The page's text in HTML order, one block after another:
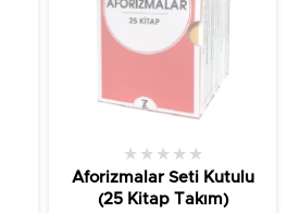
Aforizmalar Seti Kutulu
(25 Kitap Takım)
★ ★ ★ ★ ★